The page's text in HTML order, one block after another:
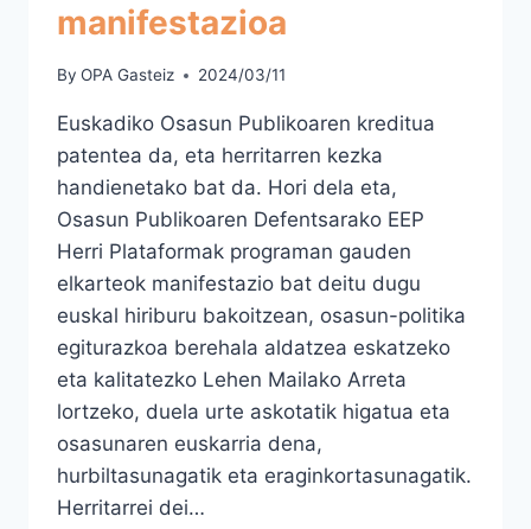
manifestazioa
By OPA Gasteiz 2024/03/11
Euskadiko Osasun Publikoaren kreditua
patentea da, eta herritarren kezka
handienetako bat da. Hori dela eta,
Osasun Publikoaren Defentsarako EEP
Herri Plataformak programan gauden
elkarteok manifestazio bat deitu dugu
euskal hiriburu bakoitzean, osasun-politika
egiturazkoa berehala aldatzea eskatzeko
eta kalitatezko Lehen Mailako Arreta
lortzeko, duela urte askotatik higatua eta
osasunaren euskarria dena,
hurbiltasunagatik eta eraginkortasunagatik.
Herritarrei dei…